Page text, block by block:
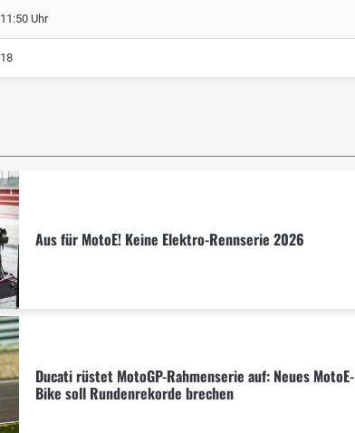
11:50 Uhr
18
Aus für MotoE! Keine Elektro-Rennserie 2026
Ducati rüstet MotoGP-Rahmenserie auf: Neues MotoE-
Bike soll Rundenrekorde brechen